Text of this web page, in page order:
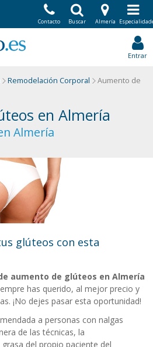
Entrar
Remodelación Corporal
Aumento de
en Almería
Almería
glúteos con esta
aumento de glúteos en Almería
has querido, al mejor precio y
¡No dejes pasar esta oportunidad!
a personas con nalgas
de las técnicas, la
del propio paciente del
Contacto Buscar Almería